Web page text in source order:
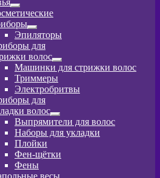
Развернутое
вложенное
менюРазвернутое
вложенное
меню
Эпиляторы
для
волос
Развернутое
вложенное
меню
Машинки для стрижки волос
Триммеры
Электробритвы
для
волос
Развернутое
вложенное
меню
Выпрямители для волос
Наборы для укладки
Плойки
Фен-щётки
Фены
весы